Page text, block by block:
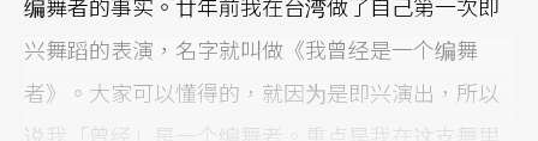
兴舞蹈的表演，名字就叫做《我曾经是一个编舞
者》。大家可以懂得的，就因为是即兴演出，所以